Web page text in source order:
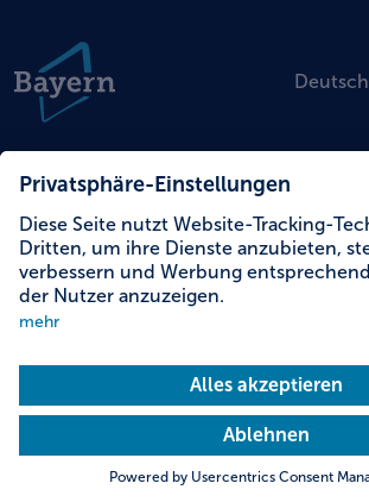
Deutsch
© 2026 erlebe.bayern
Impressum
Datenschutz & Haftung
Cookies